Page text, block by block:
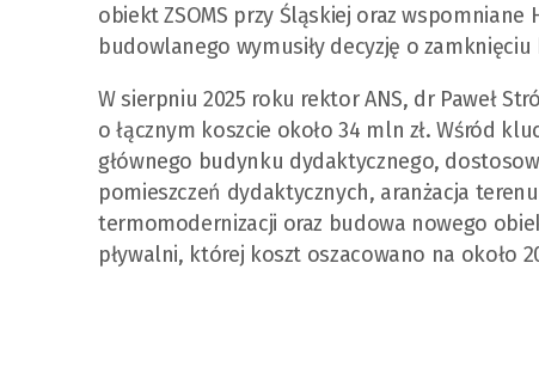
obiekt ZSOMS przy Śląskiej oraz
budowlanego wymusiły decyzję o zamknięciu
W sierpniu 2025 roku rektor ANS, dr Paweł
o łącznym koszcie około 34 mln zł. Wśród
głównego budynku dydaktycznego,
pomieszczeń dydaktycznych, aranżacja
termomodernizacji oraz budowa nowego
pływalni, której koszt oszacowano na około